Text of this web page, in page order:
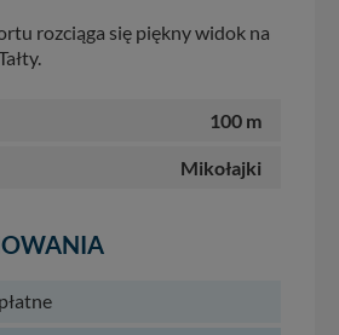
rozciąga się piękny widok na
100 m
Mikołajki